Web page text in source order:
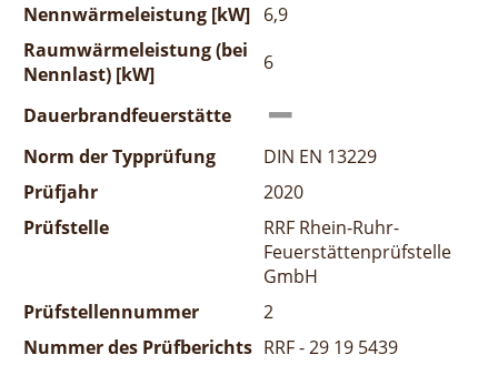
Nennwärmeleistung [kW] 6,9
Raumwärmeleistung (bei
Nennlast) [kW]
6
Dauerbrandfeuerstätte
Norm der Typprüfung
DIN EN 13229
Prüfjahr
2020
Prüfstelle
RRF Rhein-Ruhr-
Feuerstättenprüfstelle
GmbH
Prüfstellennummer
2
Nummer des Prüfberichts RRF - 29 19 5439